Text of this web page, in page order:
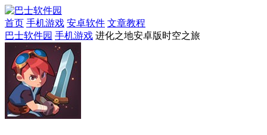
首页 手机游戏 安卓软件 文章教程
巴士软件园 手机游戏 进化之地安卓版时空之旅